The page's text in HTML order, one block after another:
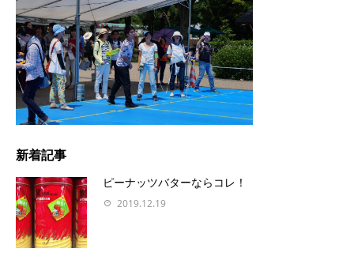
新着記事
ピーナッツバターならコレ！
2019.12.19